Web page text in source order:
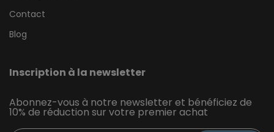
Contact
Blog
Inscription à la newsletter
Abonnez-vous à notre newsletter et bénéficiez de
10% de réduction sur votre premier achat